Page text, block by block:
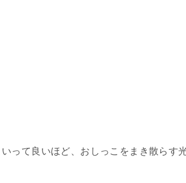
って良いほど、おしっこをまき散らす